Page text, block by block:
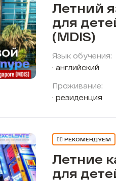
Летний
для
(MDIS)
Язык обучения:
английский
Проживание:
резиденция
👍🏼 РЕКОМЕНДУЕМ
Летние
для